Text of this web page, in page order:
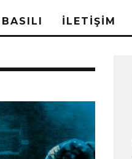
BASILI İLETİŞİM